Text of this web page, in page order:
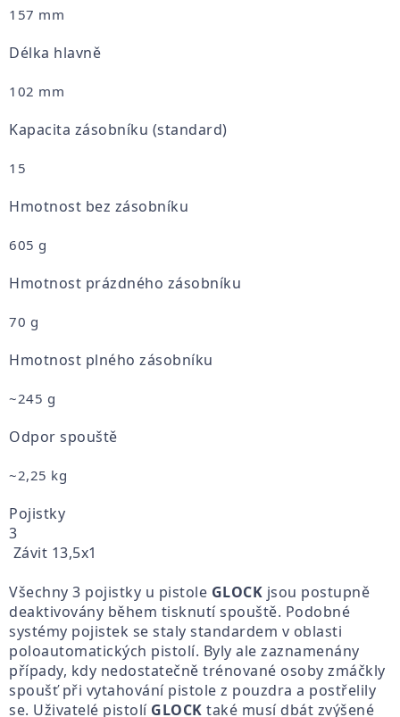
157 mm
Délka hlavně
102 mm
Kapacita zásobníku (standard)
15
Hmotnost bez zásobníku
605 g
Hmotnost prázdného zásobníku
70 g
Hmotnost plného zásobníku
~245 g
Odpor spouště
~2,25 kg
Pojistky
3
Závit 13,5x1
Všechny 3 pojistky u pistole GLOCK jsou postupně
deaktivovány během tisknutí spouště. Podobné
systémy pojistek se staly standardem v oblasti
poloautomatických pistolí. Byly ale zaznamenány
případy, kdy nedostatečně trénované osoby zmáčkly
spoušť při vytahování pistole z pouzdra a postřelily
se. Uživatelé pistolí GLOCK také musí dbát zvýšené